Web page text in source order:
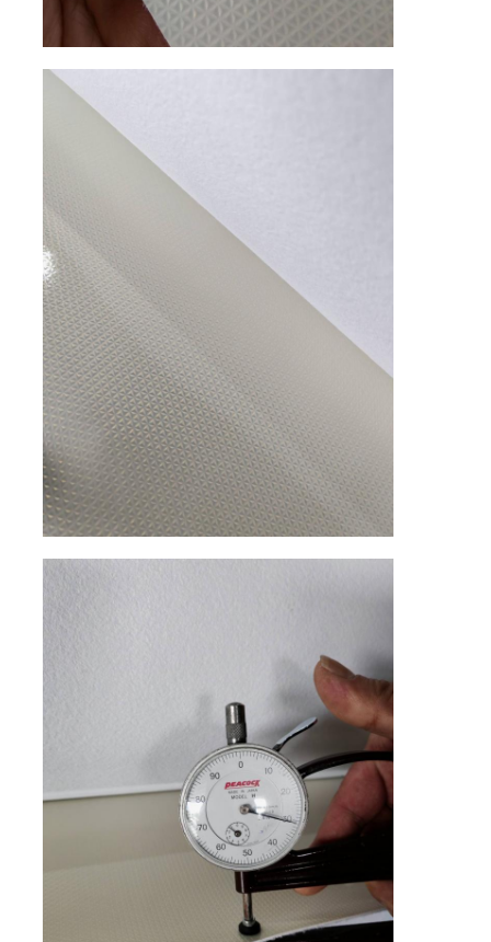
Ткань замши
Имитация замши
Кожа из полиэтиленовой полиэтиленовой стали
Кожа Алькантара
Автомобильная кожа
Обувь Кожа
Перчатки кожаные
кожа шарика
Ткань для обивки дивана